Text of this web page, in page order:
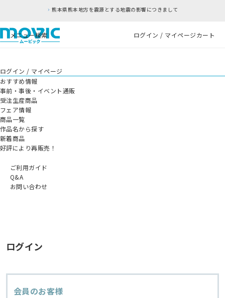
熊本県熊本地方を震源とする地震の影響につきまして
メニュー検索 ログイン / マイページカート
ログイン / マイページ
おすすめ情報
事前・事後・イベント通販
受注生産商品
フェア情報
商品一覧
作品名から探す
新着商品
好評により再販売！
ご利用ガイド
Q&A
お問い合わせ
ログイン
会員のお客様